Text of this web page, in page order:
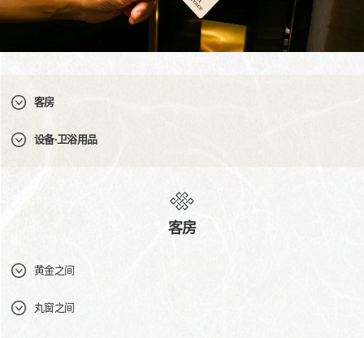
客房
设备·卫浴用品
客房
黄金之间
丸窗之间